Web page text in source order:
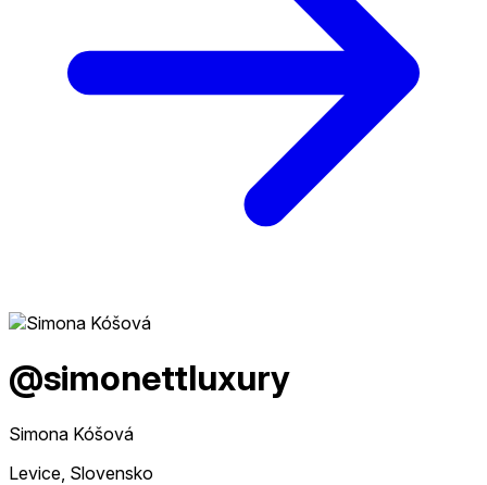
@simonettluxury
Simona Kóšová
Levice, Slovensko